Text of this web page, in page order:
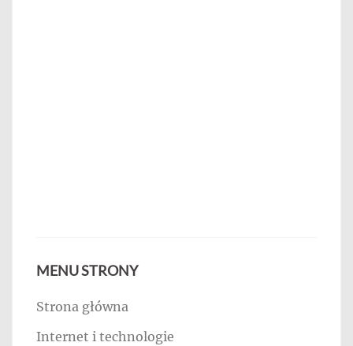
MENU STRONY
Strona główna
Internet i technologie